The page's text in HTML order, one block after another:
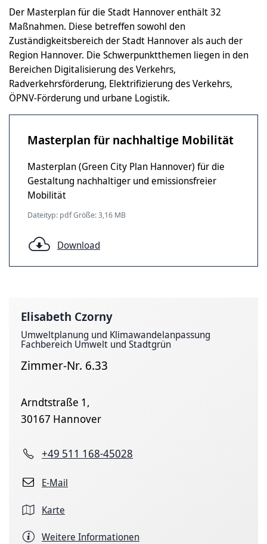
Der Masterplan für die Stadt Hannover enthält 32
Maßnahmen. Diese betreffen sowohl den
Zuständigkeitsbereich der Stadt Hannover als auch der
Region Hannover. Die Schwerpunktthemen liegen in den
Bereichen Digitalisierung des Verkehrs,
Radverkehrsförderung, Elektrifizierung des Verkehrs,
ÖPNV-Förderung und urbane Logistik.
Masterplan für nachhaltige Mobilität
Masterplan (Green City Plan Hannover) für die
Gestaltung nachhaltiger und emissionsfreier
Mobilität
Dateityp: pdf Größe: 3,16 MB
Download
Elisabeth Czorny
Umweltplanung und Klimawandelanpassung
Fachbereich Umwelt und Stadtgrün
Zimmer-Nr. 6.33
Arndtstraße 1,
30167 Hannover
+49 511 168-45028
E-Mail
Karte
Weitere Informationen